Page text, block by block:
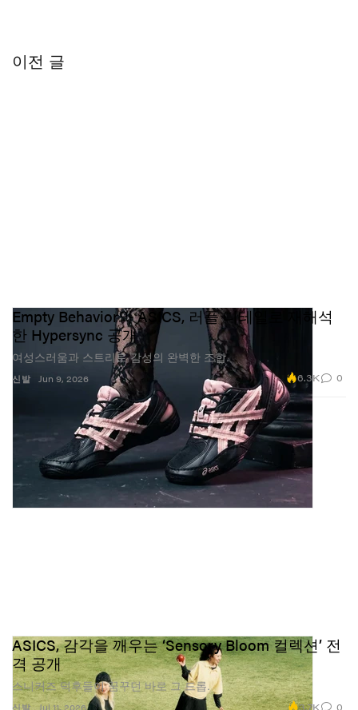
이전 글
신발
Empty Behavior와 ASICS, 러플 디테일로 재해석
한 Hypersync 공개
여성스러움과 스트리트 감성의 완벽한 조합.
Jun 9, 2026 6.3K 0
신발
ASICS, 감각을 깨우는 ‘Sensory Bloom 컬렉션’ 전
격 공개
스니커즈 덕후들이 꿈꾸던 바로 그 드롭.
Jul 11, 2026 3.7K 0